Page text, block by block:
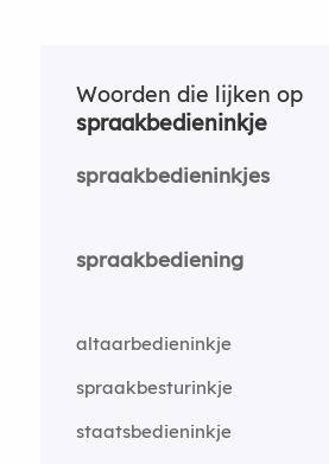
Woorden die lijken op
spraakbedieninkje
spraakbedieninkjes
spraakbediening
altaarbedieninkje
spraakbesturinkje
staatsbedieninkje